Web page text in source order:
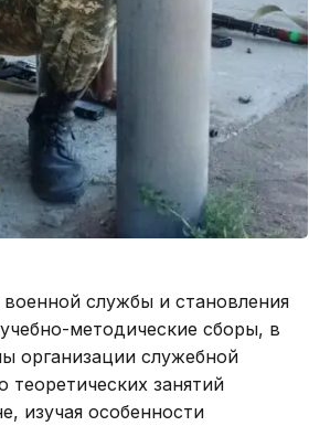
службы и становления
методические сборы, в
организации служебной
занятий
изучая особенности